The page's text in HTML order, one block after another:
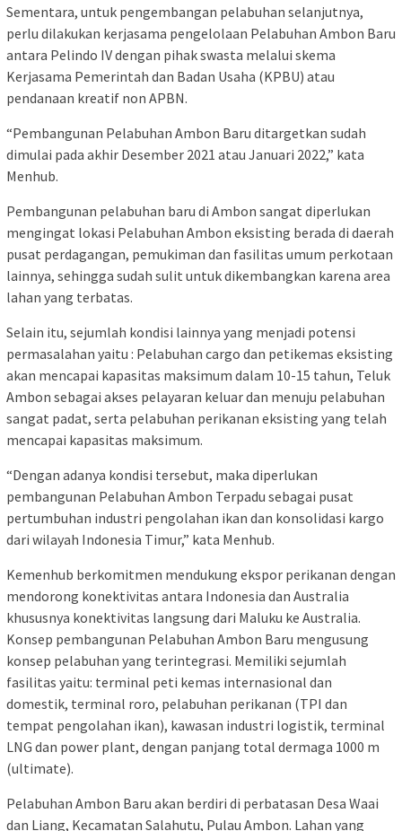
Sementara, untuk pengembangan pelabuhan selanjutnya,
perlu dilakukan kerjasama pengelolaan Pelabuhan Ambon Baru
antara Pelindo IV dengan pihak swasta melalui skema
Kerjasama Pemerintah dan Badan Usaha (KPBU) atau
pendanaan kreatif non APBN.
“Pembangunan Pelabuhan Ambon Baru ditargetkan sudah
dimulai pada akhir Desember 2021 atau Januari 2022,” kata
Menhub.
Pembangunan pelabuhan baru di Ambon sangat diperlukan
mengingat lokasi Pelabuhan Ambon eksisting berada di daerah
pusat perdagangan, pemukiman dan fasilitas umum perkotaan
lainnya, sehingga sudah sulit untuk dikembangkan karena area
lahan yang terbatas.
Selain itu, sejumlah kondisi lainnya yang menjadi potensi
permasalahan yaitu : Pelabuhan cargo dan petikemas eksisting
akan mencapai kapasitas maksimum dalam 10-15 tahun, Teluk
Ambon sebagai akses pelayaran keluar dan menuju pelabuhan
sangat padat, serta pelabuhan perikanan eksisting yang telah
mencapai kapasitas maksimum.
“Dengan adanya kondisi tersebut, maka diperlukan
pembangunan Pelabuhan Ambon Terpadu sebagai pusat
pertumbuhan industri pengolahan ikan dan konsolidasi kargo
dari wilayah Indonesia Timur,” kata Menhub.
Kemenhub berkomitmen mendukung ekspor perikanan dengan
mendorong konektivitas antara Indonesia dan Australia
khususnya konektivitas langsung dari Maluku ke Australia.
Konsep pembangunan Pelabuhan Ambon Baru mengusung
konsep pelabuhan yang terintegrasi. Memiliki sejumlah
fasilitas yaitu: terminal peti kemas internasional dan
domestik, terminal roro, pelabuhan perikanan (TPI dan
tempat pengolahan ikan), kawasan industri logistik, terminal
LNG dan power plant, dengan panjang total dermaga 1000 m
(ultimate).
Pelabuhan Ambon Baru akan berdiri di perbatasan Desa Waai
dan Liang, Kecamatan Salahutu, Pulau Ambon. Lahan yang